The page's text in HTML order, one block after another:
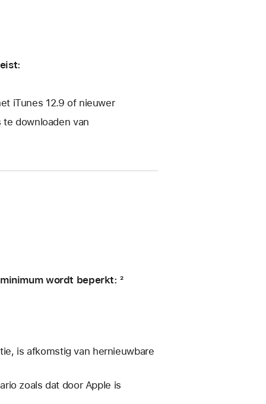
iTunes 12.9 of nieuwer
downloaden van
wordt beperkt: ²
is afkomstig van hernieuwbare
zoals dat door Apple is